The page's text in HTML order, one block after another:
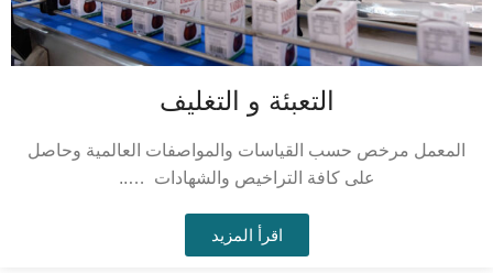
التعبئة و التغليف
المعمل مرخص حسب القياسات والمواصفات العالمية وحاصل
على كافة التراخيص والشهادات …..
اقرأ المزيد